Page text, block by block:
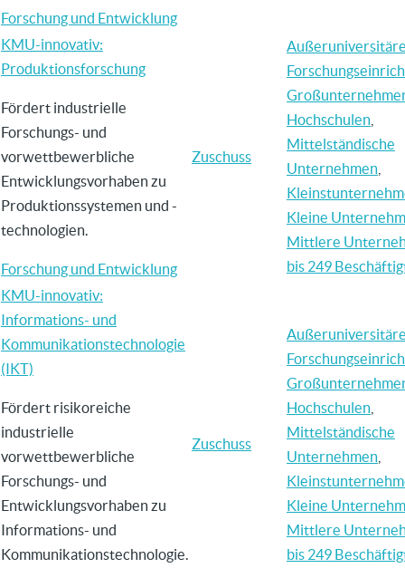
Forschung und Entwicklung
KMU-innovativ:
Produktionsforschung
Fördert industrielle
Forschungs- und
vorwettbewerbliche
Entwicklungsvorhaben zu
Produktionssystemen und -
technologien.
Forschung und Entwicklung
Zuschuss
Hochschulen
Mittelständische
Unternehmen
Kleine
Mittlere
bis 249
KMU-innovativ:
Informations- und
Kommunikationstechnologie
(IKT)
Fördert risikoreiche
industrielle
vorwettbewerbliche
Forschungs- und
Entwicklungsvorhaben zu
Informations- und
Kommunikationstechnologie.
Zuschuss
Hochschulen
Mittelständische
Unternehmen
Kleine
Mittlere
bis 249